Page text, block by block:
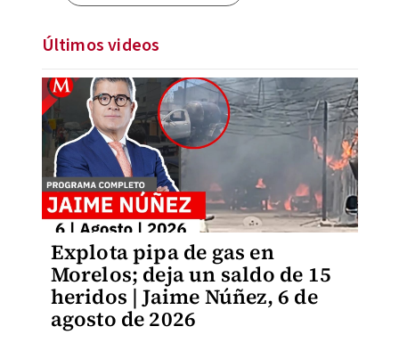
Últimos videos
Explota pipa de gas en
Morelos; deja un saldo de 15
heridos | Jaime Núñez, 6 de
agosto de 2026